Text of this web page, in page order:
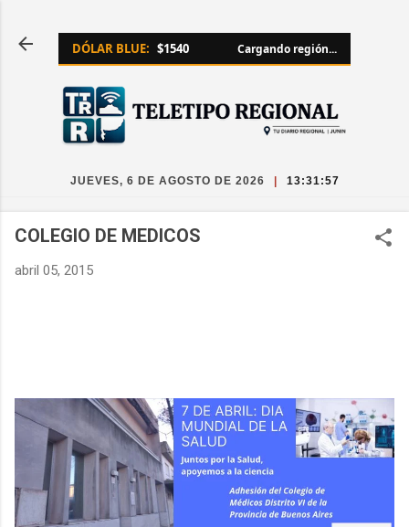
DÓLAR BLUE: $1540 Cargando región...
JUEVES, 6 DE AGOSTO DE 2026 13:31:57
COLEGIO DE MEDICOS
abril 05, 2015